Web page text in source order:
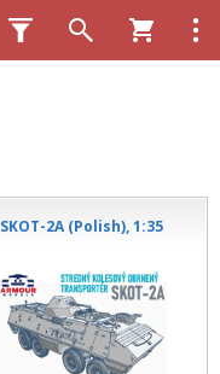
SKOT-2A (Polish), 1:35